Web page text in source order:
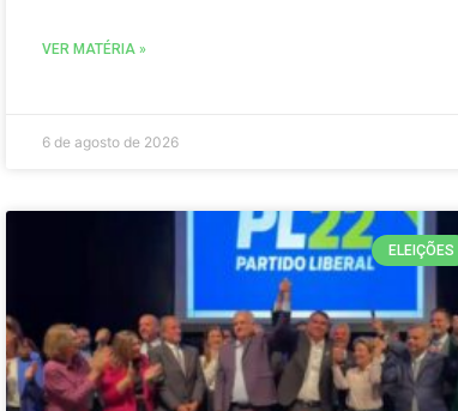
VER MATÉRIA »
6 de agosto de 2026
ELEIÇÕES